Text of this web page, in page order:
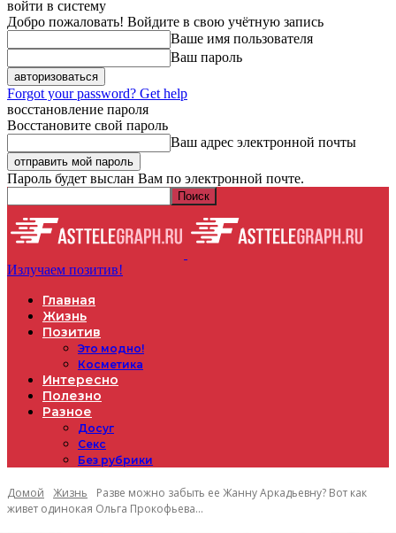
войти в систему
Добро пожаловать! Войдите в свою учётную запись
Ваше имя пользователя
Ваш пароль
Forgot your password? Get help
восстановление пароля
Восстановите свой пароль
Ваш адрес электронной почты
Пароль будет выслан Вам по электронной почте.
Излучаем позитив!
Главная
Жизнь
Позитив
Это модно!
Косметика
Интересно
Полезно
Разное
Досуг
Секс
Без рубрики
Домой Жизнь
Разве можно забыть ее Жанну Аркадьевну? Вот как
живет одинокая Ольга Прокофьева...